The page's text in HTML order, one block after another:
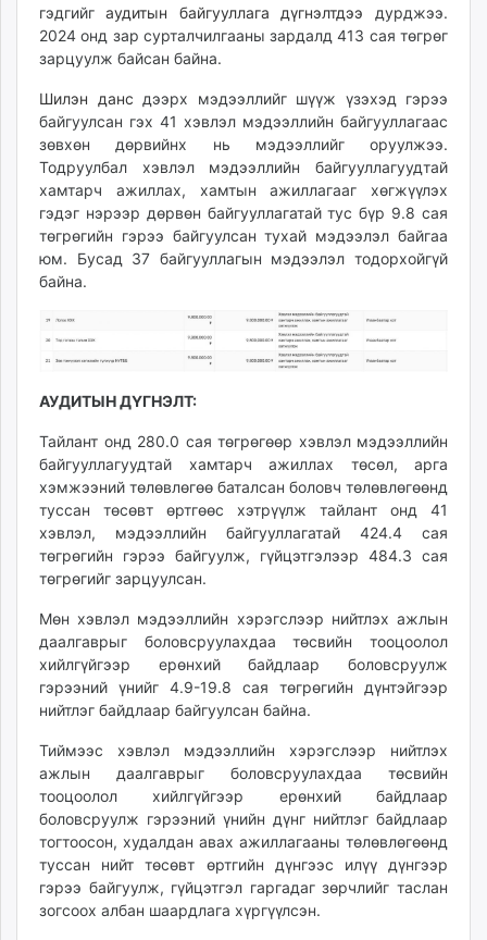
гэдгийг аудитын байгууллага дүгнэлтдээ дурджээ.
2024 онд зар сурталчилгааны зардалд 413 сая төгрөг
зарцуулж байсан байна.
Шилэн данс дээрх мэдээллийг шүүж үзэхэд гэрээ
байгуулсан гэх 41 хэвлэл мэдээллийн байгууллагаас
зөвхөн дөрвийнх нь мэдээллийг оруулжээ.
Тодруулбал хэвлэл мэдээллийн байгууллагуудтай
хамтарч ажиллах, хамтын ажиллагааг хөгжүүлэх
гэдэг нэрээр дөрвөн байгууллагатай тус бүр 9.8 сая
төгрөгийн гэрээ байгуулсан тухай мэдээлэл байгаа
юм. Бусад 37 байгууллагын мэдээлэл тодорхойгүй
байна.
АУДИТЫН ДҮГНЭЛТ:
Тайлант онд 280.0 сая төгрөгөөр хэвлэл мэдээллийн
байгууллагуудтай хамтарч ажиллах төсөл, арга
хэмжээний төлөвлөгөө баталсан боловч төлөвлөгөөнд
туссан төсөвт өртгөөс хэтрүүлж тайлант онд 41
хэвлэл, мэдээллийн байгууллагатай 424.4 сая
төгрөгийн гэрээ байгуулж, гүйцэтгэлээр 484.3 сая
төгрөгийг зарцуулсан.
Мөн хэвлэл мэдээллийн хэрэгслээр нийтлэх ажлын
даалгаврыг боловсруулахдаа төсвийн тооцоолол
хийлгүйгээр ерөнхий байдлаар боловсруулж
гэрээний үнийг 4.9-19.8 сая төгрөгийн дүнтэйгээр
нийтлэг байдлаар байгуулсан байна.
Тиймээс хэвлэл мэдээллийн хэрэгслээр нийтлэх
ажлын даалгаврыг боловсруулахдаа төсвийн
тооцоолол хийлгүйгээр ерөнхий байдлаар
боловсруулж гэрээний үнийн дүнг нийтлэг байдлаар
тогтоосон, худалдан авах ажиллагааны төлөвлөгөөнд
туссан нийт төсөвт өртгийн дүнгээс илүү дүнгээр
гэрээ байгуулж, гүйцэтгэл гаргадаг зөрчлийг таслан
зогсоох албан шаардлага хүргүүлсэн.